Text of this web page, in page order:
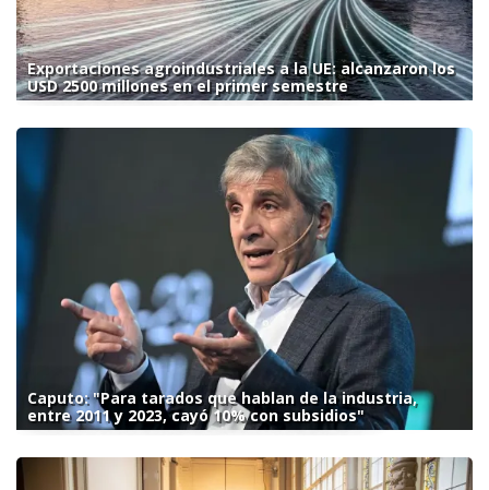
Exportaciones agroindustriales a la UE: alcanzaron los
USD 2500 millones en el primer semestre
Caputo: "Para tarados que hablan de la industria,
entre 2011 y 2023, cayó 10% con subsidios"